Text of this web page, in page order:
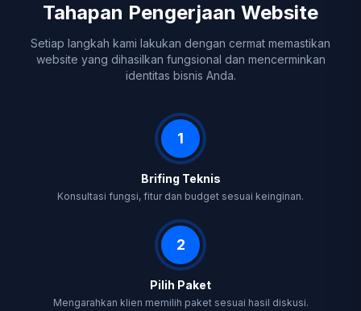
Tahapan Pengerjaan Website
Setiap langkah kami lakukan dengan cermat memastikan
website yang dihasilkan fungsional dan mencerminkan
identitas bisnis Anda.
1
Brifing Teknis
Konsultasi fungsi, fitur dan budget sesuai keinginan.
2
Pilih Paket
Mengarahkan klien memilih paket sesuai hasil diskusi.